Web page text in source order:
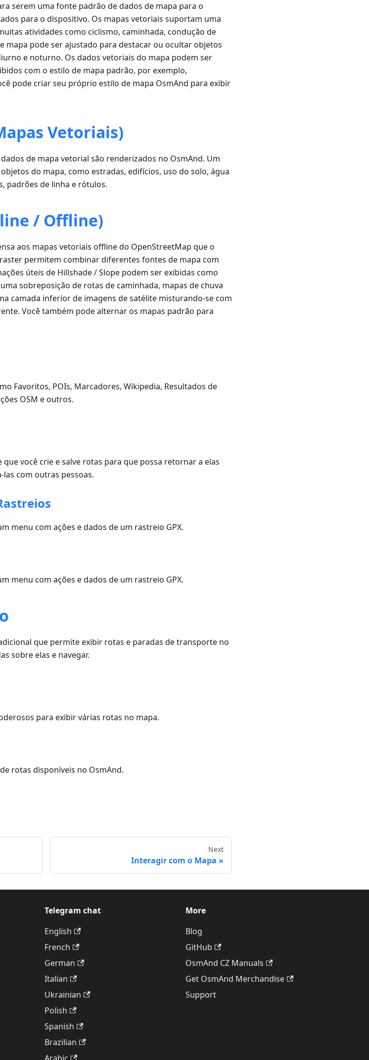
serem uma fonte padrão de dados de mapa para o
para o dispositivo. Os mapas vetoriais suportam uma
atividades como ciclismo, caminhada, condução de
mapa pode ser ajustado para destacar ou ocultar objetos
e noturno. Os dados vetoriais do mapa podem ser
com o estilo de mapa padrão, por exemplo,
pode criar seu próprio estilo de mapa OsmAnd para exibir
Vetoriais)
de mapa vetorial são renderizados no OsmAnd. Um
do mapa, como estradas, edifícios, uso do solo, água
padrões de linha e rótulos.
/ Offline)
aos mapas vetoriais offline do OpenStreetMap que o
permitem combinar diferentes fontes de mapa com
úteis de Hillshade / Slope podem ser exibidas como
sobreposição de rotas de caminhada, mapas de chuva
camada inferior de imagens de satélite misturando-se com
Você também pode alternar os mapas padrão para
Favoritos, POIs, Marcadores, Wikipedia, Resultados de
OSM e outros.
você crie e salve rotas para que possa retornar a elas
com outras pessoas.
menu com ações e dados de um rastreio GPX.
menu com ações e dados de um rastreio GPX.
que permite exibir rotas e paradas de transporte no
sobre elas e navegar.
para exibir várias rotas no mapa.
rotas disponíveis no OsmAnd.
Next
Interagir com o Mapa
Telegram chat
English
French
German
Italian
Ukrainian
Polish
Spanish
Brazilian
More
Blog
GitHub
OsmAnd CZ Manuals
Get OsmAnd Merchandise
Support